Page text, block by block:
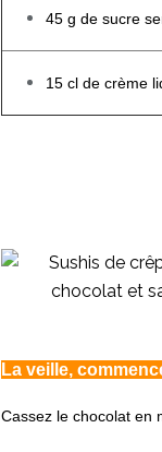
45 g de sucre
15 cl de crème
La veille,
Cassez le chocolat en